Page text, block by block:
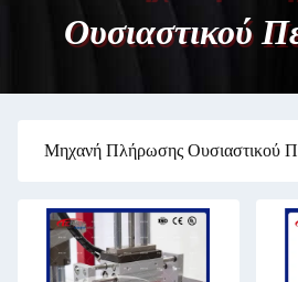
Ουσιαστικού
Μηχανή Πλήρωσης Ουσιαστικού